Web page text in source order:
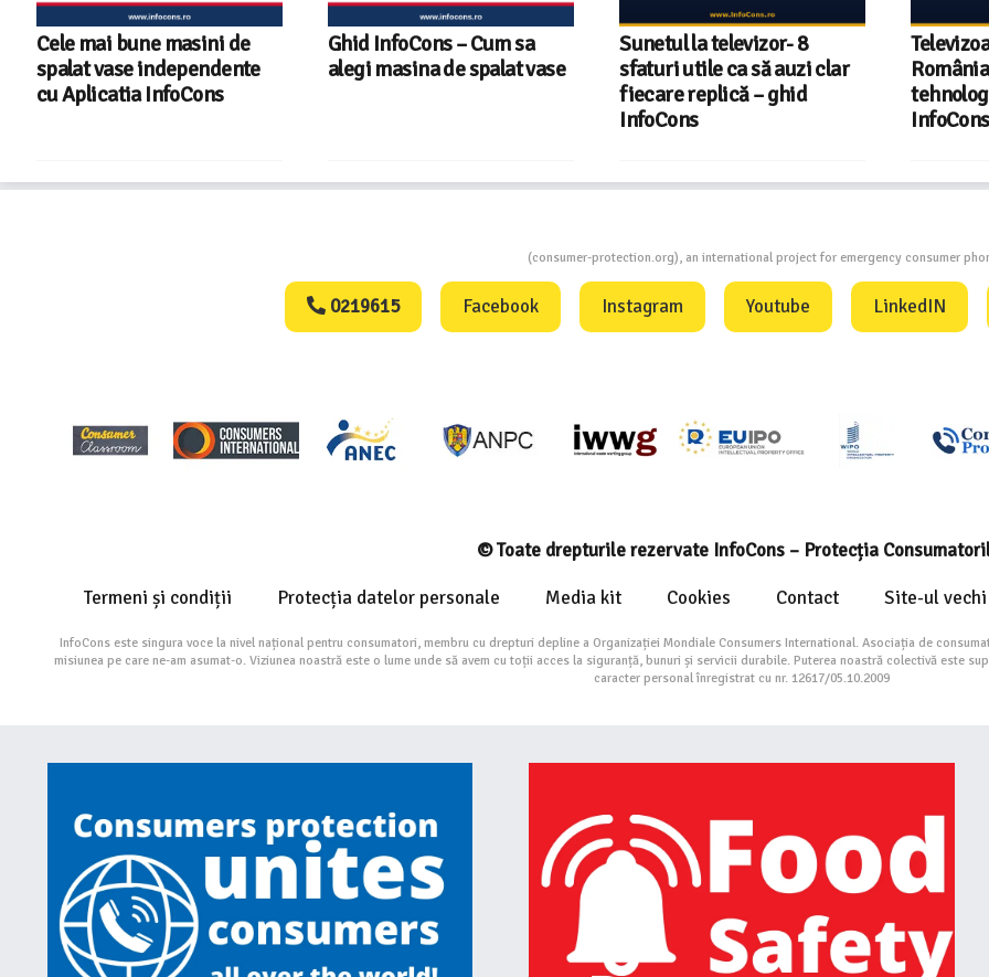
Cele mai bune masini de
spalat vase independente
cu Aplicatia InfoCons
Ghid InfoCons – Cum sa
alegi masina de spalat vase
Sunetul la televizor- 8
sfaturi utile ca să auzi clar
fiecare replică – ghid
InfoCons
InfoCons
(consumer-protection.org), an international project for emergency consumer
0219615 Facebook Instagram Youtube LinkedIN
© Toate drepturile rezervate InfoCons – Protecția
Termeni și condiții Protecția datelor personale Media kit Cookies Contact Site-ul vechi
InfoCons este singura voce la nivel național pentru consumatori, membru cu drepturi depline a Organizației Mondiale Consumers International. Asociația de
misiunea pe care ne-am asumat-o. Viziunea noastră este o lume unde să avem cu toții acces la siguranță, bunuri și servicii durabile. Puterea noastră colectivă este
caracter personal înregistrat cu nr. 12617/05.10.2009